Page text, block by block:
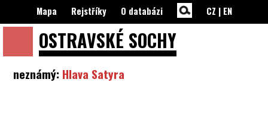
OSTRAVSKÉ SOCHY
Mapa Rejstříky O databázi CZ | EN
neznámý: Hlava Satyra